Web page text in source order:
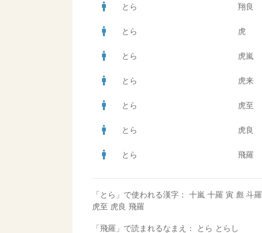
man とら 翔良
man とら 虎
man とら 虎嵐
man とら 虎来
man とら 虎至
man とら 虎良
man とら 飛羅
「とら」で使われる漢字： 十嵐 十羅 寅 彪 斗羅
虎至 虎良 飛羅
「飛羅」で読まれるなまえ： とら とらし